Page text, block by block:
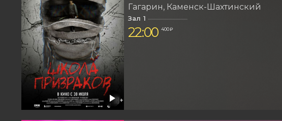
Гагарин Каменск-Шахтинский
Зал 1
22:00 400 ₽